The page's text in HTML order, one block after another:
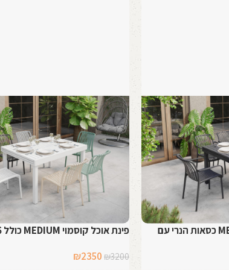
פינת אוכל קוסמוי MEDIUM 6 כסאות הנרי עם
פינת אוכל קוסמוי MEDIUM כולל 6 כסאות הנרי
₪3200
המחיר₪2350